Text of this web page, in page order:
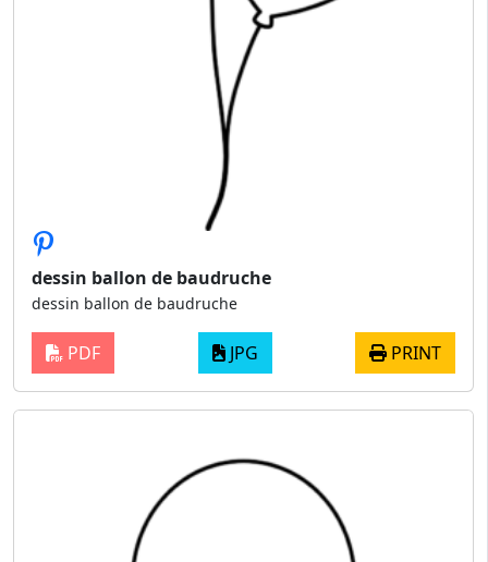
dessin ballon de baudruche
dessin ballon de baudruche
PDF JPG PRINT